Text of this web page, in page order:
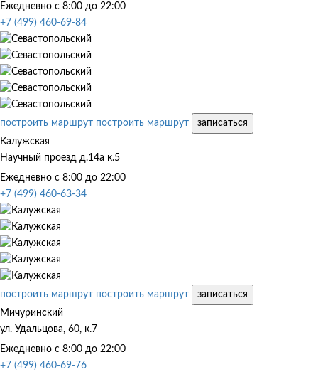
Ежедневно с 8:00 до 22:00
+7 (499) 460-69-84
построить маршрут построить маршрут
записаться
Калужская
Научный проезд д.14а к.5
Ежедневно с 8:00 до 22:00
+7 (499) 460-63-34
построить маршрут построить маршрут
записаться
Мичуринский
ул. Удальцова, 60, к.7
Ежедневно с 8:00 до 22:00
+7 (499) 460-69-76